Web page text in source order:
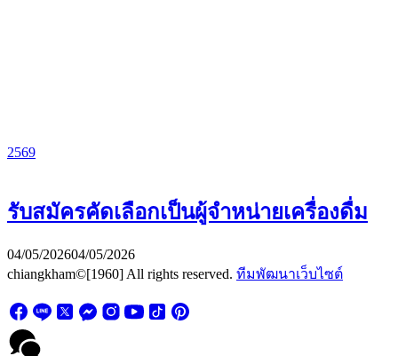
2569
รับสมัครคัดเลือกเป็นผู้จำหน่ายเครื่องดื่ม
04/05/202604/05/2026
chiangkham©[1960] All rights reserved. ทีมพัฒนาเว็บไซต์